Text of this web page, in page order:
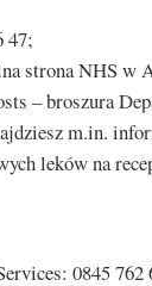
47;
strona NHS w
– broszura
m.in.
leków na
0845 762